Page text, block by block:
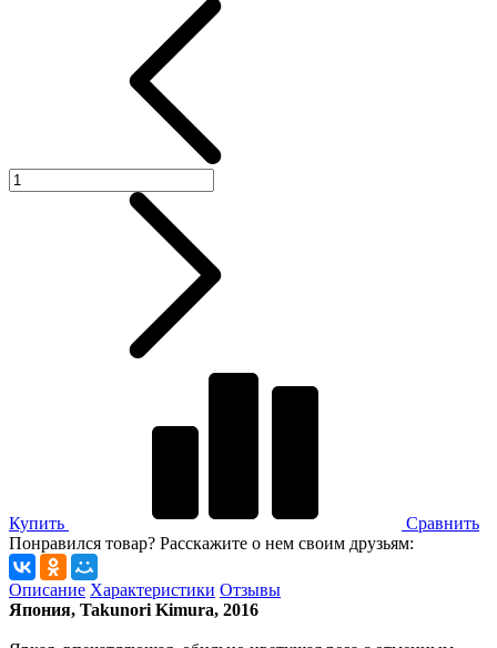
Купить
Сравнить
Понравился товар? Расскажите о нем своим друзьям:
Описание Характеристики Отзывы
Япония, Takunori Kimura, 2016